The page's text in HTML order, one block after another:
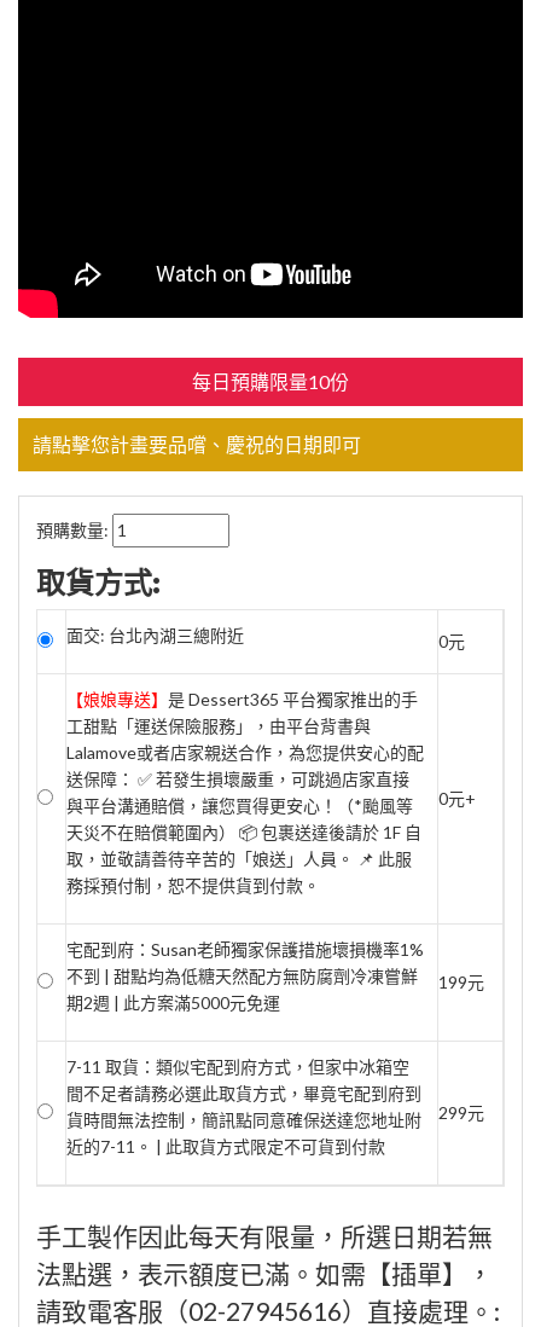
每日預購限量10份
請點擊您計畫要品嚐、慶祝的日期即可
預購數量:
取貨方式:
面交: 台北內湖三總附近 0元
【娘娘專送】 是 Dessert365 平台獨家推出的手
工甜點「運送保險服務」，由平台背書與
Lalamove或者店家親送合作，為您提供安心的配
送保障： ✅ 若發生損壞嚴重，可跳過店家直接
與平台溝通賠償，讓您買得更安心！（*颱風等
天災不在賠償範圍內） 📦 包裹送達後請於 1F 自
取，並敬請善待辛苦的「娘送」人員。 📌 此服
務採預付制，恕不提供貨到付款。
0元+
宅配到府：Susan老師獨家保護措施壞損機率1%
不到 | 甜點均為低糖天然配方無防腐劑冷凍嘗鮮
期2週 | 此方案滿5000元免運
199元
7-11 取貨：類似宅配到府方式，但家中冰箱空
間不足者請務必選此取貨方式，畢竟宅配到府到
貨時間無法控制，簡訊點同意確保送達您地址附
近的7-11。 | 此取貨方式限定不可貨到付款
299元
手工製作因此每天有限量，所選日期若無
法點選，表示額度已滿。如需【插單】，
請致電客服（02-27945616）直接處理。: